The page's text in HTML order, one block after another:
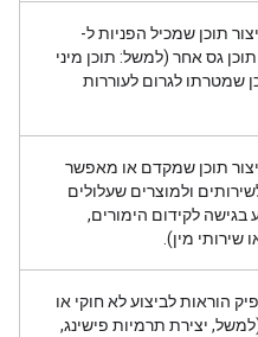
תוכן שמכיל הפניות ל-
גס אחר (למשל: תוכן מיני
שמטרתו לגרום לעוררות
תוכן שמקדם או מאפשר
ולמוצרים שעלולים
בגישה לקידום הימורים,
שירותי מין).
הוראות לביצוע לא חוקי או
יצירת תרמיות פישינג,